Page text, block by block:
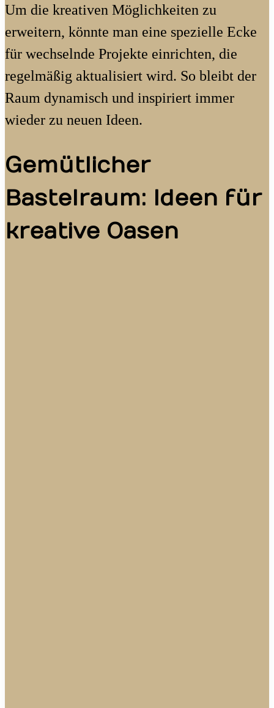
Um die kreativen Möglichkeiten zu
erweitern, könnte man eine spezielle Ecke
für wechselnde Projekte einrichten, die
regelmäßig aktualisiert wird. So bleibt der
Raum dynamisch und inspiriert immer
wieder zu neuen Ideen.
Gemütlicher
Bastelraum: Ideen für
kreative Oasen